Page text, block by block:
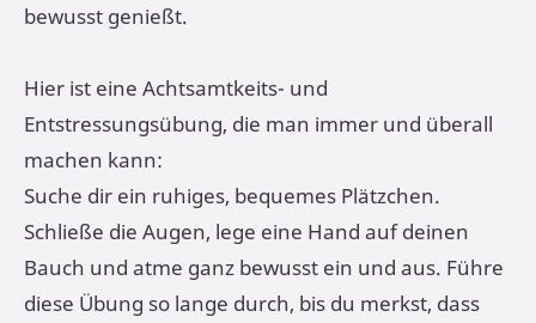
bewusst genießt.
Hier ist eine Achtsamtkeits- und
Entstressungsübung, die man immer und überall
machen kann:
Suche dir ein ruhiges, bequemes Plätzchen.
Schließe die Augen, lege eine Hand auf deinen
Bauch und atme ganz bewusst ein und aus. Führe
diese Übung so lange durch, bis du merkst, dass